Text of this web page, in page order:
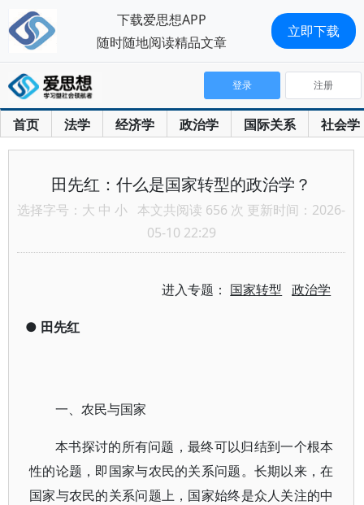
首页 法学 经济学 政治学 国际关系 社会学
登录 注册
田先红：什么是国家转型的政治学？
选择字号： 大 中 小 本文共阅读 656 次 更新时间：2026-
05-10 22:29
进入专题： 国家转型 政治学
● 田先红
一、农民与国家
本书探讨的所有问题，最终可以归结到一个根本
性的论题，即国家与农民的关系问题。长期以来，在
国家与农民的关系问题上，国家始终是众人关注的中
下载爱思想APP
随时随地阅读精品文章
立即下载